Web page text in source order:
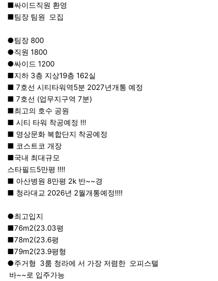
■싸이드직원 환영
■팀장 팀원 모집
●팀장 800
●직원 1800
●싸이드 1200
■지하 3층 지상19층 162실
■ 7호선 시티타워역5분 2027년개통 예정
■ 7호선 (업무지구역 7분)
■최고의 호수 공원
■ 시티 타워 착공예정 !!!
■ 영상문화 복합단지 착공예정
■ 코스트코 개장
■국내 최대규모
스타필드5만평 !!!!
■ 아산병원 8만평 2k 반~~경
■ 청라대교 2026년 2월개통예정!!!!
●최고입지
■76m2(23.03평
■78m2(23.6평
■79m2(23.9평형
●주거형 3룸 청라에 서 가장 저렴한 오피스텔
바~~로 입주가능